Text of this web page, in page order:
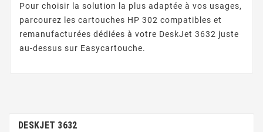
Pour choisir la solution la plus adaptée à vos usages,
parcourez les cartouches HP 302 compatibles et
remanufacturées dédiées à votre DeskJet 3632 juste
au-dessus sur Easycartouche.
DESKJET 3632